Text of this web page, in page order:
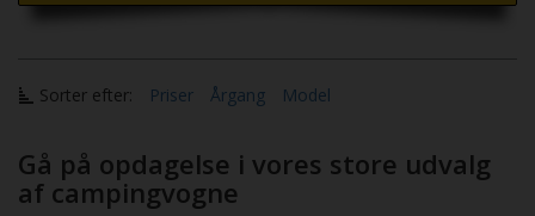
Sorter efter: Priser Årgang Model
Gå på opdagelse i vores store udvalg
af campingvogne